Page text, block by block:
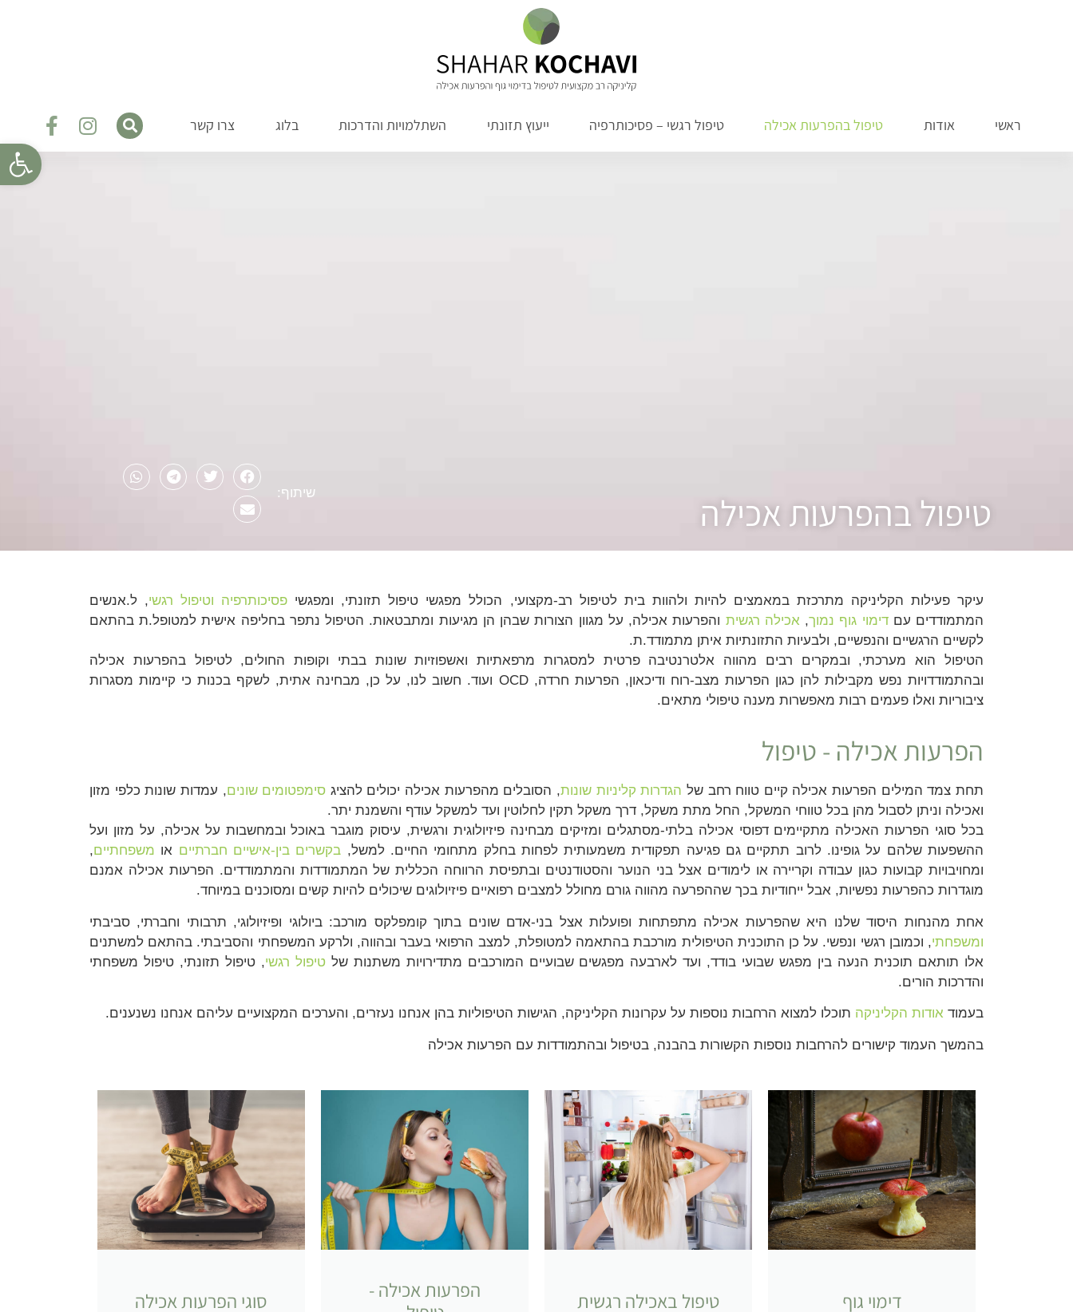
ראשי אודות טיפול בהפרעות אכילה טיפול רגשי – פסיכותרפיה ייעוץ תזונתי השתלמויות והדרכות בלוג צרו קשר
טיפול בהפרעות אכילה שיתוף:
עיקר פעילות הקליניקה מתרכזת במאמצים להיות ולהוות בית לטיפול רב-מקצועי, הכולל מפגשי טיפול תזונתי, ומפגשי פסיכותרפיה וטיפול רגשי, ל.אנשים
המתמודדים עםדימוי גוף נמוך, אכילה רגשית והפרעות אכילה, על מגוון הצורות שבהן הן מגיעות ומתבטאות. הטיפול נתפר בחליפה אישית למטופל.ת בהתאם
לקשיים הרגשיים והנפשיים, ולבעיות התזונתיות איתן מתמודד.ת.
הטיפול הוא מערכתי, ובמקרים רבים מהווה אלטרנטיבה פרטית למסגרות מרפאתיות ואשפוזיות שונות בבתי וקופות החולים, לטיפול בהפרעות אכילה
ובהתמודדויות נפש מקבילות להן כגון הפרעות מצב-רוח ודיכאון, הפרעות חרדה, OCD ועוד. חשוב לנו, על כן, מבחינה אתית, לשקף בכנות כי קיימות מסגרות
ציבוריות ואלו פעמים רבות מאפשרות מענה טיפולי מתאים.
הפרעות אכילה - טיפול
תחת צמד המילים הפרעות אכילה קיים טווח רחב של הגדרות קליניות שונות, הסובלים מהפרעות אכילה יכולים להציג סימפטומים שונים, עמדות שונות כלפי מזון
ואכילה וניתן לסבול מהן בכל טווחי המשקל, החל מתת משקל, דרך משקל תקין לחלוטין ועד למשקל עודף והשמנת יתר.
בכל סוגי הפרעות האכילה מתקיימים דפוסי אכילה בלתי-מסתגלים ומזיקים מבחינה פיזיולוגית ורגשית, עיסוק מוגבר באוכל ובמחשבות על אכילה, על מזון ועל
ההשפעות שלהם על גופינו. לרוב תתקיים גם פגיעה תפקודית משמעותית לפחות בחלק מתחומי החיים. למשל, בקשרים בין-אישיים חברתיים או משפחתיים,
ומחויבויות קבועות כגון עבודה וקריירה או לימודים אצל בני הנוער והסטודנטים ובתפיסת הרווחה הכללית של המתמודדות והמתמודדים. הפרעות אכילה אמנם
מוגדרות כהפרעות נפשיות, אבל ייחודיות בכך שההפרעה מהווה גורם מחולל למצבים רפואיים פיזיולוגים שיכולים להיות קשים ומסוכנים במיוחד.
אחת מהנחות היסוד שלנו היא שהפרעות אכילה מתפתחות ופועלות אצל בני-אדם שונים בתוך קומפלקס מורכב: ביולוגי ופיזיולוגי, תרבותי וחברתי, סביבתי
ומשפחתי, וכמובן רגשי ונפשי. על כן התוכנית הטיפולית מורכבת בהתאמה למטופלת, למצב הרפואי בעבר ובהווה, ולרקע המשפחתי והסביבתי. בהתאם למשתנים
אלו תותאם תוכנית הנעה בין מפגש שבועי בודד, ועד לארבעה מפגשים שבועיים המורכבים מתדירויות משתנות שלטיפול רגשי, טיפול תזונתי, טיפול משפחתי
והדרכות הורים.
בעמוד אודות הקליניקה תוכלו למצוא הרחבות נוספות על עקרונות הקליניקה, הגישות הטיפוליות בהן אנחנו נעזרים, והערכים המקצועיים עליהם אנחנו נשנענים.
בהמשך העמוד קישורים להרחבות נוספות הקשורות בהבנה, בטיפול ובהתמודדות עם הפרעות אכילה
דימוי גוף טיפול באכילה רגשית
הפרעות אכילה -
סוגי הפרעות אכילה
פתח